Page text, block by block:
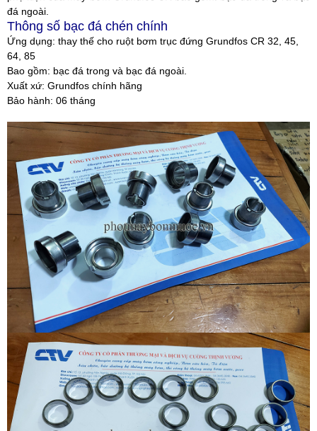
đá ngoài.
Thông số bạc đá chén chính
Ứng dụng: thay thế cho ruột bơm trục đứng Grundfos CR 32, 45,
64, 85
Bao gồm: bạc đá trong và bạc đá ngoài.
Xuất xứ: Grundfos chính hãng
Bảo hành: 06 tháng